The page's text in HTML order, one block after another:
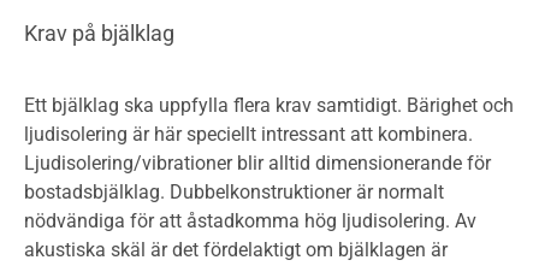
Krav på bjälklag
Ett bjälklag ska uppfylla flera krav samtidigt. Bärighet och
ljudisolering är här speciellt intressant att kombinera.
Ljudisolering/vibrationer blir alltid dimensionerande för
bostadsbjälklag. Dubbelkonstruktioner är normalt
nödvändiga för att åstadkomma hög ljudisolering. Av
akustiska skäl är det fördelaktigt om bjälklagen är